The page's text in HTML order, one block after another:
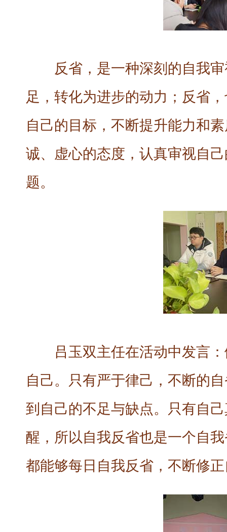
反省，是一种深刻的自我
足，转化为进步的动力；反省
自己的目标，不断提升能力和
诚、虚心的态度，认真审视自
题。
吕玉双主任在活动中发言
自己。只有严于律己，不断的
到自己的不足与缺点。只有自
醒，所以自我反省也是一个自
都能够每日自我反省，不断修